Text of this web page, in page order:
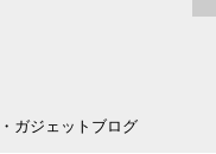
ガジェットブログ